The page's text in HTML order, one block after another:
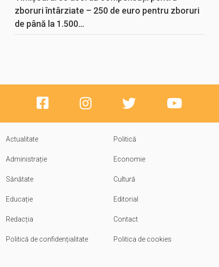
zboruri întârziate – 250 de euro pentru zboruri
de până la 1.500...
Actualitate Politică
Administrație Economie
Sănătate Cultură
Educație Editorial
Redacția Contact
Politică de confidențialitate Politica de cookies